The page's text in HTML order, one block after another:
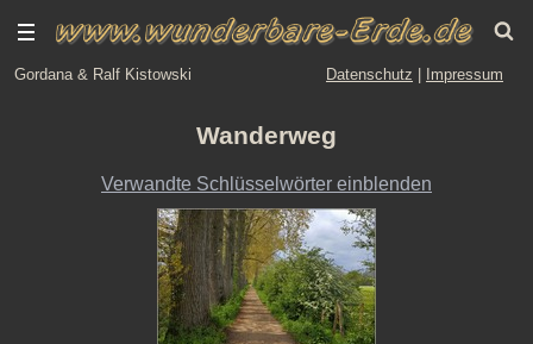
Gordana & Ralf Kistowski Datenschutz Impressum
Wanderweg
Verwandte Schlüsselwörter einblenden